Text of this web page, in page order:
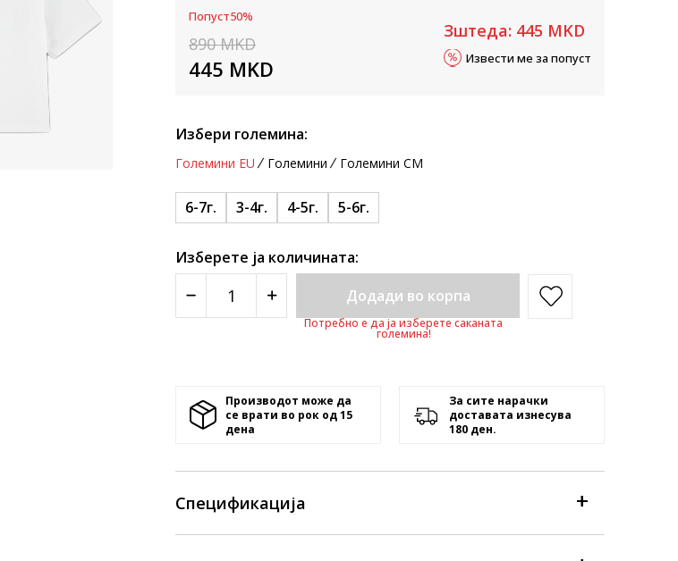
Попуст50%
890 MKD
445 MKD
Зштеда: 445 MKD
Извести ме за попуст
Избери големина:
Големини EU Големини Големини CM
6-7г. 3-4г. 4-5г. 5-6г.
Изберете ја количината:
Додади во корпа
Потребно е да ја изберете саканата
големина!
Производот може да
се врати во рок од 15
денa
За сите нарачки
доставата изнесува
180 ден.
Спецификација